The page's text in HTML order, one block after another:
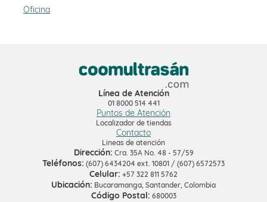
Oficina
Línea de Atención
01 8000 514 441
Puntos de Atención
Localizador de tiendas
Contacto
Lineas de atención
Dirección: Cra. 35A No. 48 - 57/59
Teléfonos: (607) 6434204 ext. 10801 / (607) 6572573
Celular: +57 322 811 5762
Ubicación: Bucaramanga, Santander, Colombia
Código Postal: 680003